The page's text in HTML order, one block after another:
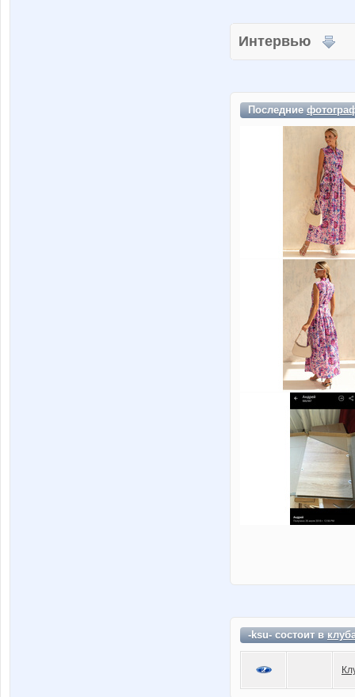
Интервью
Последние
-ksu- состоит в